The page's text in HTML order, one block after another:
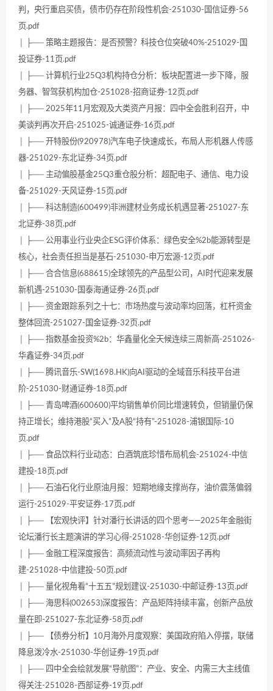
判，央行重启买债，债市仍存在阶段性机会-251030-国信证券-56
页.pdf
│ ├── 策略主题报告：是否预警？科技仓位突破40%-251029-国
投证券-11页.pdf
│ ├── 计算机行业25Q3机构持仓分析：板块配置进一步下降，服
务器、智驾获机构加仓-251028-招商证券-12页.pdf
│ ├── 2025年11月宏观及大类资产月报：四中全会胜利召开，中
美谈判再次开启-251025-诚通证券-16页.pdf
│ ├── 开特股份(920978)汽车电子快速成长，布局人形机器人传感
器-251029-东北证券-34页.pdf
│ ├── 主动偏股基金25Q3重仓股分析：超配电子、通信、电力设
备-251029-天风证券-15页.pdf
│ ├── 科达制造(600499)非洲建材业务成长机遇显著-251027-东
北证券-38页.pdf
│ ├── 公用事业行业央企ESG评价体系：绿色安全%2b能源转型是
核心，社会责任担当是基石-251030-申万宏源-12页.pdf
│ ├── 合合信息(688615)全球领先的产品型公司，AI时代迎来发展
新机遇-251030-国泰海通证券-26页.pdf
│ ├── 资金跟踪系列之十七：市场热度与波动率均回落，杠杆资金
整体回流-251027-国金证券-32页.pdf
│ ├── 指数基金投资%2b：华鑫量化全天候连续三周新高-251026-
华鑫证券-34页.pdf
│ ├── 腾讯音乐-SW(1698.HK)向AI驱动的全域音乐科技平台进
阶-251030-财通证券-18页.pdf
│ ├── 青岛啤酒(600600)平均销售单价同比增速转负，但销量仍保
持正增长；维持港股“买入”及A股“持有”-251028-浦银国际-10
页.pdf
│ ├── 食品饮料行业动态：白酒筑底珍惜布局机会-251024-中信
建投-18页.pdf
│ ├── 石油石化行业原油月报：短期地缘支撑尚存，油价震荡偏弱
运行-251029-平安证券-17页.pdf
│ ├── 【宏观快评】针对潘行长讲话的四个思考——2025年金融街
论坛潘行长主题演讲的学习心得-251028-华创证券-12页.pdf
│ ├── 金融工程深度报告：高频流动性与波动率因子再构
建-251028-中信建投-50页.pdf
│ ├── 量化视角看“十五五”规划建议-251030-中邮证券-13页.pdf
│ ├── 海思科(002653)深度报告：产品矩阵持续丰富，创新产品放
量在即-251027-东北证券-58页.pdf
│ ├── 【债券分析】10月海外月度观察：美国政府陷入停摆，联储
降息泼冷水-251030-华创证券-19页.pdf
│ ├── 四中全会绘就发展“导航图”：产业、安全、内需三大主线值
得关注-251028-西部证券-19页.pdf